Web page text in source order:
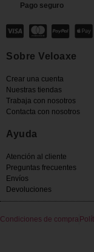
Pago seguro
Sobre Veloaxe
Crear una cuenta
Nuestras tiendas
Trabaja con nosotros
Contacta con nosotros
Ayuda
Atención al cliente
Preguntas frecuentes
Envíos
Devoluciones
Condiciones de compra